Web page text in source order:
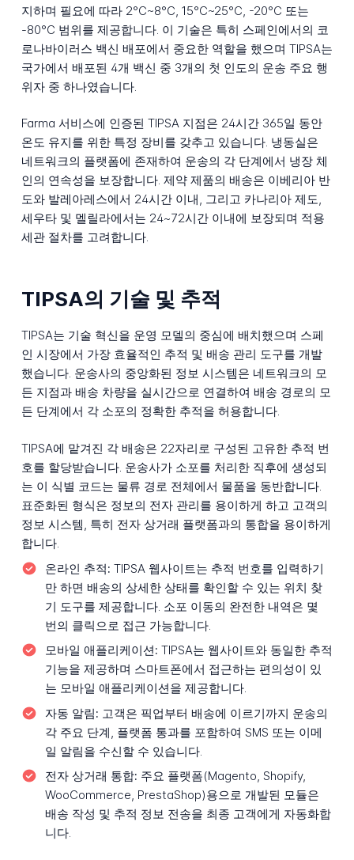
지하며 필요에 따라 2°C~8°C, 15°C~25°C, -20°C 또는
-80°C 범위를 제공합니다. 이 기술은 특히 스페인에서의 코
로나바이러스 백신 배포에서 중요한 역할을 했으며 TIPSA는
국가에서 배포된 4개 백신 중 3개의 첫 인도의 운송 주요 행
위자 중 하나였습니다.
Farma 서비스에 인증된 TIPSA 지점은 24시간 365일 동안
온도 유지를 위한 특정 장비를 갖추고 있습니다. 냉동실은
네트워크의 플랫폼에 존재하여 운송의 각 단계에서 냉장 체
인의 연속성을 보장합니다. 제약 제품의 배송은 이베리아 반
도와 발레아레스에서 24시간 이내, 그리고 카나리아 제도,
세우타 및 멜릴라에서는 24~72시간 이내에 보장되며 적용
세관 절차를 고려합니다.
TIPSA의 기술 및 추적
TIPSA는 기술 혁신을 운영 모델의 중심에 배치했으며 스페
인 시장에서 가장 효율적인 추적 및 배송 관리 도구를 개발
했습니다. 운송사의 중앙화된 정보 시스템은 네트워크의 모
든 지점과 배송 차량을 실시간으로 연결하여 배송 경로의 모
든 단계에서 각 소포의 정확한 추적을 허용합니다.
TIPSA에 맡겨진 각 배송은 22자리로 구성된 고유한 추적 번
호를 할당받습니다. 운송사가 소포를 처리한 직후에 생성되
는 이 식별 코드는 물류 경로 전체에서 물품을 동반합니다.
표준화된 형식은 정보의 전자 관리를 용이하게 하고 고객의
정보 시스템, 특히 전자 상거래 플랫폼과의 통합을 용이하게
합니다.
온라인 추적: TIPSA 웹사이트는 추적 번호를 입력하기
만 하면 배송의 상세한 상태를 확인할 수 있는 위치 찾
기 도구를 제공합니다. 소포 이동의 완전한 내역은 몇
번의 클릭으로 접근 가능합니다.
모바일 애플리케이션: TIPSA는 웹사이트와 동일한 추적
기능을 제공하며 스마트폰에서 접근하는 편의성이 있
는 모바일 애플리케이션을 제공합니다.
자동 알림: 고객은 픽업부터 배송에 이르기까지 운송의
각 주요 단계, 플랫폼 통과를 포함하여 SMS 또는 이메
일 알림을 수신할 수 있습니다.
전자 상거래 통합: 주요 플랫폼(Magento, Shopify,
WooCommerce, PrestaShop)용으로 개발된 모듈은
배송 작성 및 추적 정보 전송을 최종 고객에게 자동화합
니다.